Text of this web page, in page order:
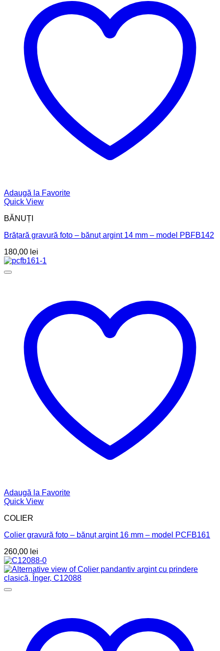
Adaugă la Favorite
Quick View
BĂNUȚI
Brățară gravură foto – bănuț argint 14 mm – model PBFB142
180,00 lei
Adaugă la Favorite
Quick View
COLIER
Colier gravură foto – bănuț argint 16 mm – model PCFB161
260,00 lei